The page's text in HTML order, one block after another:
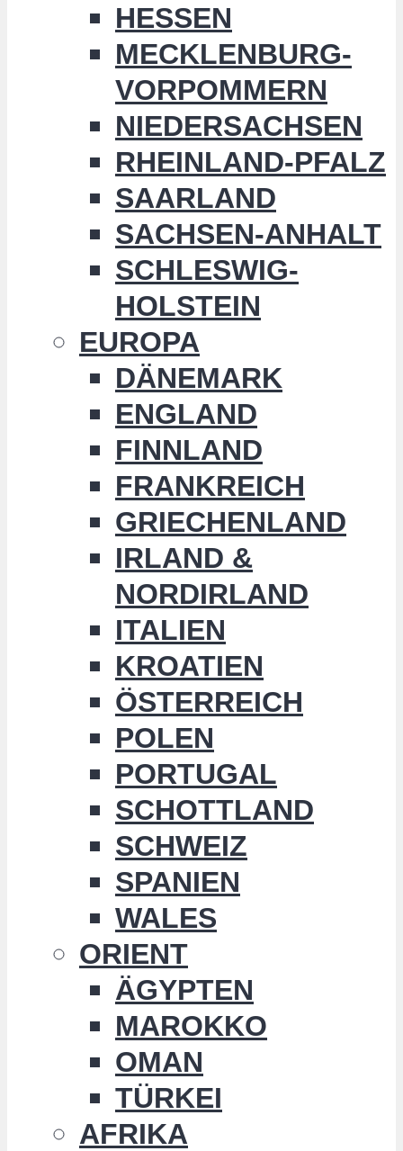
HESSEN
MECKLENBURG-
VORPOMMERN
NIEDERSACHSEN
RHEINLAND-PFALZ
SAARLAND
SACHSEN-ANHALT
SCHLESWIG-
HOLSTEIN
EUROPA
DÄNEMARK
ENGLAND
FINNLAND
FRANKREICH
GRIECHENLAND
IRLAND &
NORDIRLAND
ITALIEN
KROATIEN
ÖSTERREICH
POLEN
PORTUGAL
SCHOTTLAND
SCHWEIZ
SPANIEN
WALES
ORIENT
ÄGYPTEN
MAROKKO
OMAN
TÜRKEI
AFRIKA